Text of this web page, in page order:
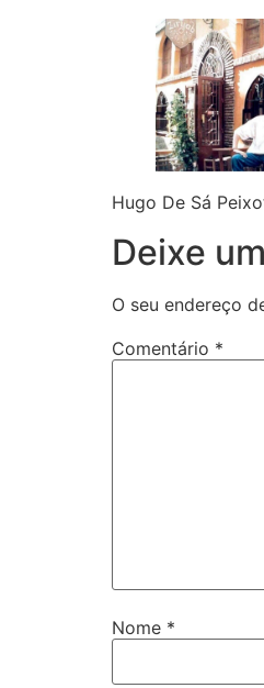
Hugo De Sá
Deixe
O seu endereço
Comentário *
Nome *